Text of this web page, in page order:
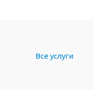
Все услуги